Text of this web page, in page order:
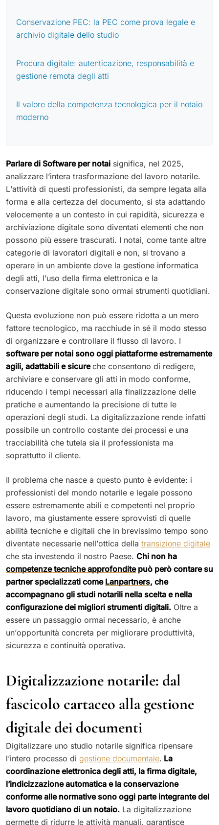
Conservazione PEC: la PEC come prova legale e
archivio digitale dello studio
Procura digitale: autenticazione, responsabilità e
gestione remota degli atti
Il valore della competenza tecnologica per il notaio
moderno
Parlare di Software per notai significa, nel 2025,
analizzare l’intera trasformazione del lavoro notarile.
L’attività di questi professionisti, da sempre legata alla
forma e alla certezza del documento, si sta adattando
velocemente a un contesto in cui rapidità, sicurezza e
archiviazione digitale sono diventati elementi che non
possono più essere trascurati. I notai, come tante altre
categorie di lavoratori digitali e non, si trovano a
operare in un ambiente dove la gestione informatica
degli atti, l’uso della firma elettronica e la
conservazione digitale sono ormai strumenti quotidiani.
Questa evoluzione non può essere ridotta a un mero
fattore tecnologico, ma racchiude in sé il modo stesso
di organizzare e controllare il flusso di lavoro. I
software per notai sono oggi piattaforme estremamente
agili, adattabili e sicureche consentono di redigere,
archiviare e conservare gli atti in modo conforme,
riducendo i tempi necessari alla finalizzazione delle
pratiche e aumentando la precisione di tutte le
operazioni degli studi. La digitalizzazione rende infatti
possibile un controllo costante dei processi e una
tracciabilità che tutela sia il professionista ma
soprattutto il cliente.
Il problema che nasce a questo punto è evidente: i
professionisti del mondo notarile e legale possono
essere estremamente abili e competenti nel proprio
lavoro, ma giustamente essere sprovvisti di quelle
abilità tecniche e digitali che in brevissimo tempo sono
diventate necessarie nell’ottica della transizione digitale
che sta investendo il nostro Paese. Chi non ha
competenze tecniche approfonditepuò però contare su
partner specializzati come Lanpartners, che
accompagnano gli studi notarili nella scelta e nella
configurazione dei migliori strumenti digitali. Oltre a
essere un passaggio ormai necessario, è anche
un’opportunità concreta per migliorare produttività,
sicurezza e continuità operativa.
Digitalizzazione notarile: dal
fascicolo cartaceo alla gestione
digitale dei documenti
Digitalizzare uno studio notarile significa ripensare
l’intero processo di gestione documentale. La
coordinazione elettronica degli atti, la firma digitale,
l’indicizzazione automatica e la conservazione
conforme alle normative sono oggi parte integrante del
lavoro quotidiano di un notaio. La digitalizzazione
permette di ridurre le attività manuali, garantisce